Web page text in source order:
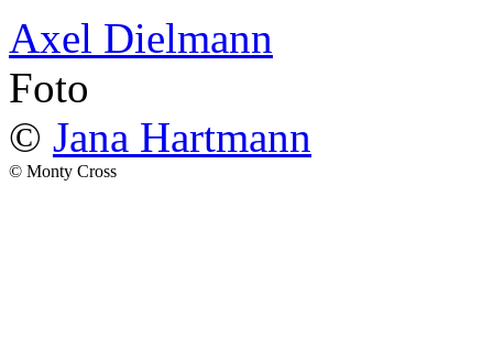
Axel Dielmann
Foto
© Jana Hartmann
© Monty Cross